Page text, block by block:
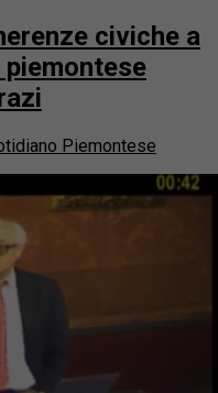
civiche a
piemontese
Piemontese